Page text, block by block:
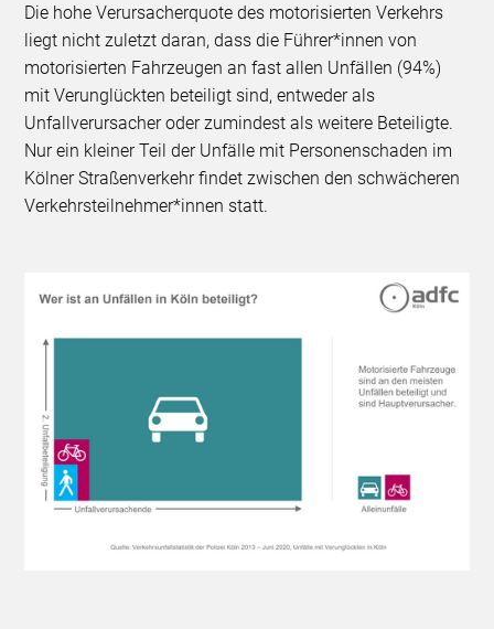
Die hohe Verursacherquote des motorisierten Verkehrs
liegt nicht zuletzt daran, dass die Führer*innen von
motorisierten Fahrzeugen an fast allen Unfällen (94%)
mit Verunglückten beteiligt sind, entweder als
Unfallverursacher oder zumindest als weitere Beteiligte.
Nur ein kleiner Teil der Unfälle mit Personenschaden im
Kölner Straßenverkehr findet zwischen den schwächeren
Verkehrsteilnehmer*innen statt.